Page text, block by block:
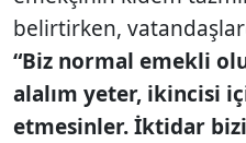
belirtirken,
“Biz normal emekli
alalım yeter, ikincisi
etmesinler. İktidar